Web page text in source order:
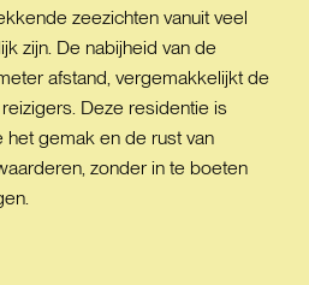
zeezichten vanuit veel
zijn. De nabijheid van de
afstand, vergemakkelijkt de
Deze residentie is
gemak en de rust van
zonder in te boeten